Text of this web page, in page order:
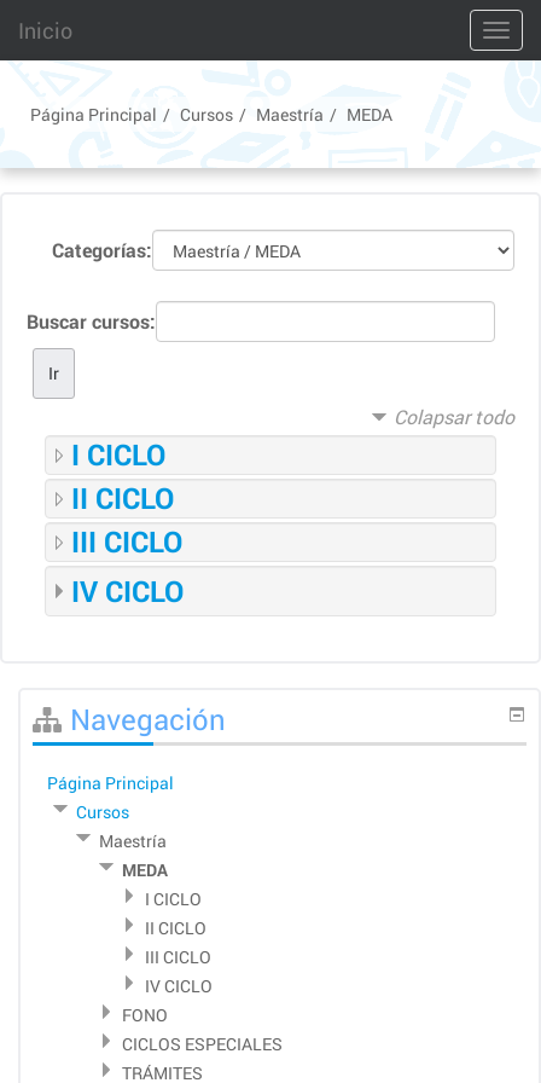
Inicio
Página Principal Cursos Maestría MEDA
Categorías:
Buscar cursos:
Colapsar todo
I CICLO
II CICLO
III CICLO
IV CICLO
NavegaciónNavegación
Página Principal
Cursos
Maestría
MEDA
I CICLO
II CICLO
III CICLO
IV CICLO
FONO
CICLOS ESPECIALES
TRÁMITES